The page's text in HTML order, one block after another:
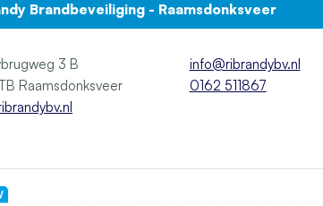
Brandbeveiliging - Raamsdonksveer
3 B
4941 TB Raamsdonksveer
info@ribrandybv.nl
0162 511867